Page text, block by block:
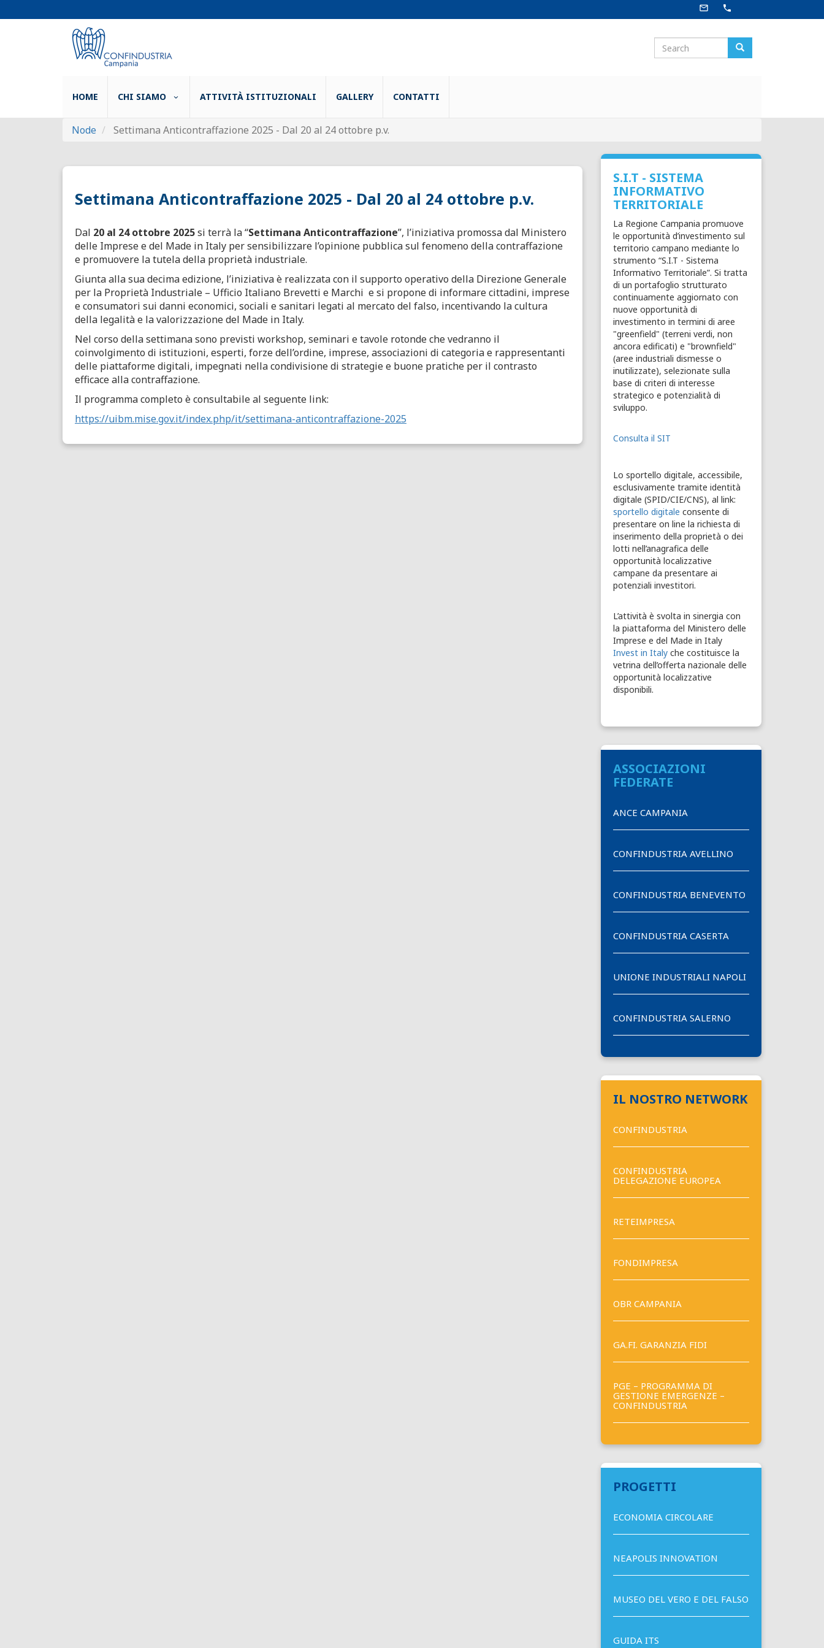
al
mail_outline phone
Search
Search Search
Main
HOME CHI SIAMO ATTIVITÀ ISTITUZIONALI GALLERY CONTATTI
Node Settimana Anticontraffazione 2025 - Dal 20 al 24 ottobre p.v.
Settimana Anticontraffazione 2025 - Dal 20 al 24 ottobre p.v.
Dal 20 al 24 ottobre 2025si terrà la “Settimana Anticontraffazione”, l’iniziativa promossa dal Ministero
delle Imprese e del Made in Italy per sensibilizzare l’opinione pubblica sul fenomeno della contraffazione
e promuovere la tutela della proprietà industriale.
Giunta alla sua decima edizione, l’iniziativa è realizzata con il supporto operativo della Direzione Generale
per la Proprietà Industriale – Ufficio Italiano Brevetti e Marchi e si propone di informare cittadini, imprese
e consumatori sui danni economici, sociali e sanitari legati al mercato del falso, incentivando la cultura
della legalità e la valorizzazione del Made in Italy.
Nel corso della settimana sono previsti workshop, seminari e tavole rotonde che vedranno il
coinvolgimento di istituzioni, esperti, forze dell’ordine, imprese, associazioni di categoria e rappresentanti
delle piattaforme digitali, impegnati nella condivisione di strategie e buone pratiche per il contrasto
efficace alla contraffazione.
Il programma completo è consultabile al seguente link:
https://uibm.mise.gov.it/index.php/it/settimana-anticontraffazione-2025
S.I.T - SISTEMA
INFORMATIVO
TERRITORIALE
La Regione Campania promuove
le opportunità d’investimento sul
territorio campano mediante lo
strumento “S.I.T - Sistema
Informativo Territoriale”. Si tratta
di un portafoglio strutturato
continuamente aggiornato con
nuove opportunità di
investimento in termini di aree
"greenfield" (terreni verdi, non
ancora edificati) e "brownfield"
(aree industriali dismesse o
inutilizzate), selezionate sulla
base di criteri di interesse
strategico e potenzialità di
sviluppo.
Consulta il SIT
Lo sportello digitale, accessibile,
esclusivamente tramite identità
digitale (SPID/CIE/CNS), al link:
sportello digitale consente di
presentare on line la richiesta di
inserimento della proprietà o dei
lotti nell’anagrafica delle
opportunità localizzative
campane da presentare ai
potenziali investitori.
L’attività è svolta in sinergia con
la piattaforma del Ministero delle
Imprese e del Made in Italy
Invest in Italyche costituisce la
vetrina dell’offerta nazionale delle
opportunità localizzative
disponibili.
ASSOCIAZIONI
FEDERATE
ANCE CAMPANIA
CONFINDUSTRIA AVELLINO
CONFINDUSTRIA BENEVENTO
CONFINDUSTRIA CASERTA
UNIONE INDUSTRIALI NAPOLI
CONFINDUSTRIA SALERNO
IL NOSTRO NETWORK
CONFINDUSTRIA
CONFINDUSTRIA
DELEGAZIONE EUROPEA
RETEIMPRESA
FONDIMPRESA
OBR CAMPANIA
GA.FI. GARANZIA FIDI
PGE – PROGRAMMA DI
GESTIONE EMERGENZE –
CONFINDUSTRIA
PROGETTI
ECONOMIA CIRCOLARE
NEAPOLIS INNOVATION
MUSEO DEL VERO E DEL FALSO
GUIDA ITS